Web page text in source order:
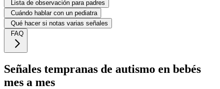
Lista de observación para padres
Cuándo hablar con un pediatra
Qué hacer si notas varias señales
FAQ
Señales tempranas de autismo en bebés
mes a mes